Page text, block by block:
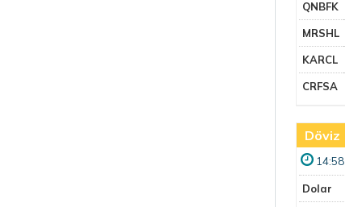
QNBFK
MRSHL
KARCL
CRFSA
Döviz
14:58
Dolar